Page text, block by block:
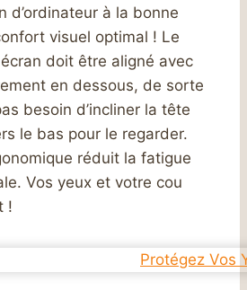
d’ordinateur à la bonne
visuel optimal ! Le
doit être aligné avec
en dessous, de sorte
besoin d’incliner la tête
le bas pour le regarder.
réduit la fatigue
Vos yeux et votre cou
!